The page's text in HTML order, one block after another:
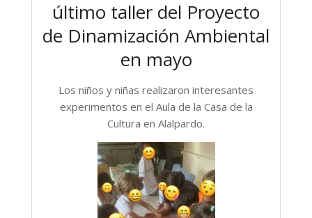
último taller del Proyecto
de Dinamización Ambiental
en mayo
Los niños y niñas realizaron interesantes
experimentos en el Aula de la Casa de la
Cultura en Alalpardo.